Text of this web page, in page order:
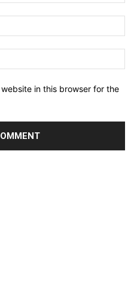
in this browser for the